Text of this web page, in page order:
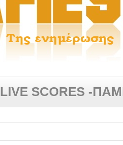
LIVE SCORES -